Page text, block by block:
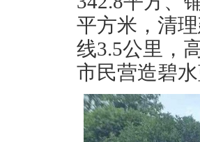
平方米，清
线3.5公里，
市民营造碧